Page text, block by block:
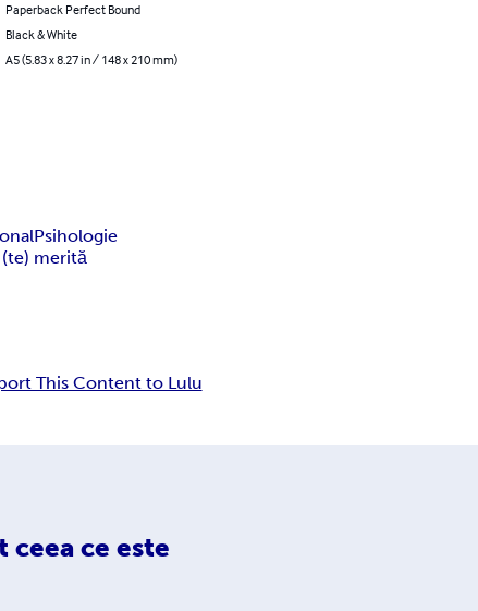
Paperback Perfect Bound
Black & White
A5 (5.83 x 8.27 in / 148 x 210 mm)
Psihologie
merită
This Content to Lulu
ce este